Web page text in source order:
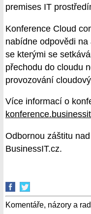
premises IT
Konference Cloud
nabídne odpovědi
se kterými se
přechodu do cloudu
provozování
Více informací o
Odbornou záštitu
BusinessIT.cz.
Komentáře, názory a